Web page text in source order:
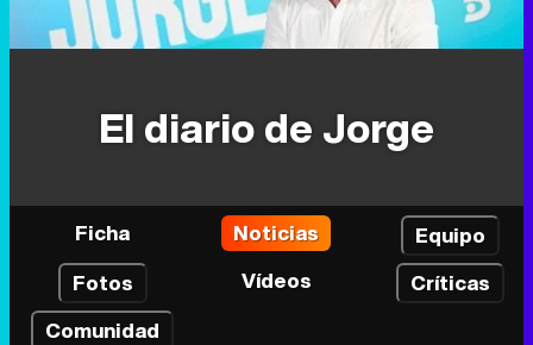
El diario de Jorge
Ficha Noticias
Equipo
Fotos
Vídeos
Críticas
Comunidad